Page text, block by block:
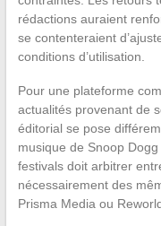
rédactions auraient
se contenteraient
conditions d’utilisation.
Pour une plateforme
actualités provenant de
éditorial se pose
musique de Snoop
festivals doit arbitrer
nécessairement des
Prisma Media ou